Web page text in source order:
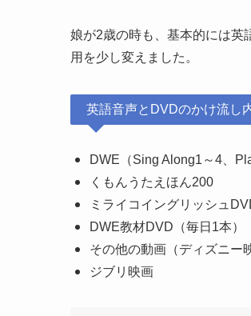
娘が2歳の時も、基本的には英
用を少し変えました。
英語音声とDVDのかけ流し
DWE（Sing Along1～4、
くもんうたえほん200
ミライコイングリッシュ
DWE教材DVD（毎日1本）
その他の動画（ディズニー
ジブリ映画